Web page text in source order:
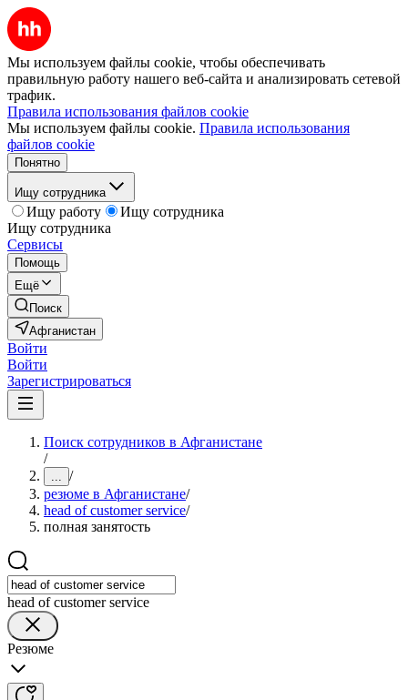
Мы используем файлы cookie, чтобы обеспечивать
правильную работу нашего веб-сайта и анализировать сетевой
трафик.
Правила использования файлов cookie
Мы используем файлы cookie. Правила использования
файлов cookie
Понятно
Ищу сотрудника
Ищу работу
Ищу сотрудника
Ищу сотрудника
Сервисы
Помощь
Ещё
Поиск
Афганистан
Войти
Войти
Зарегистрироваться
Поиск сотрудников в Афганистане
/
... /
резюме в Афганистане/
head of customer service/
полная занятость
head of customer service
Резюме